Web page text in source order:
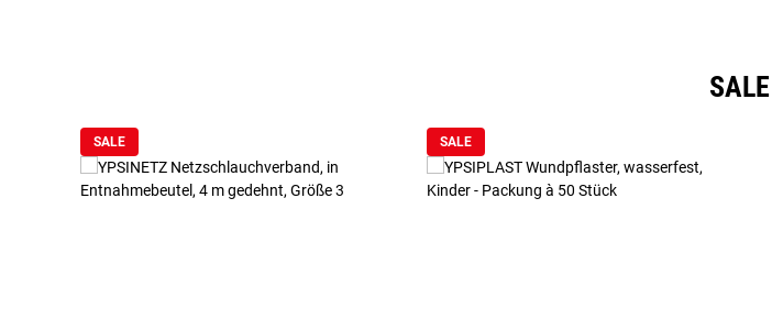
SALE
SALE SALE